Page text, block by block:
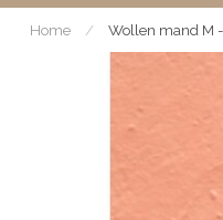
Home / Wollen mand M